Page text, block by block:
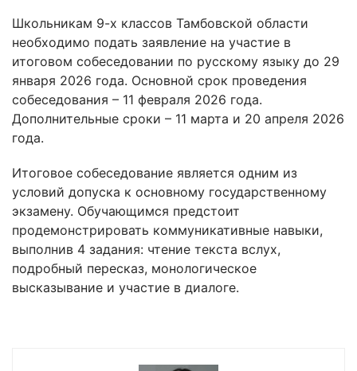
Школьникам 9-х классов Тамбовской области
необходимо подать заявление на участие в
итоговом собеседовании по русскому языку до 29
января 2026 года. Основной срок проведения
собеседования – 11 февраля 2026 года.
Дополнительные сроки – 11 марта и 20 апреля 2026
года.
Итоговое собеседование является одним из
условий допуска к основному государственному
экзамену. Обучающимся предстоит
продемонстрировать коммуникативные навыки,
выполнив 4 задания: чтение текста вслух,
подробный пересказ, монологическое
высказывание и участие в диалоге.